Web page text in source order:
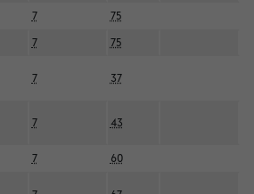
7
75
7 75
7 37
7 43
7 60